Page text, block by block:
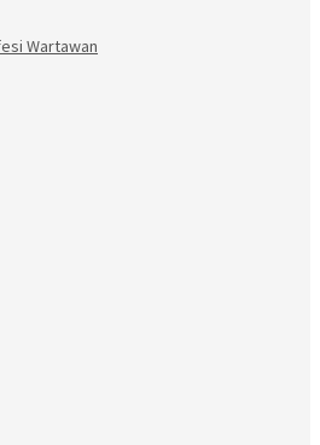
Wartawan